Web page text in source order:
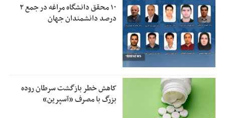
۱۰ محقق دانشگاه مراغه در جمع ۲
درصد دانشمندان جهان
کاهش خطر بازگشت سرطان روده
بزرگ با مصرف «آسپرین»